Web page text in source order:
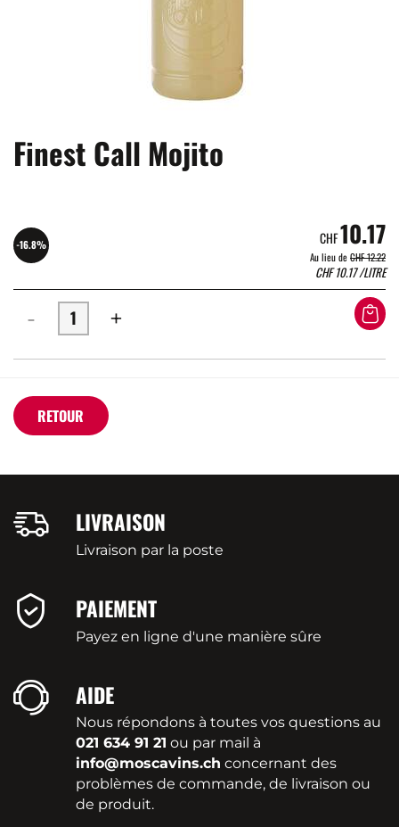
Finest Call Mojito
-16.8% CHF10.17
Au lieu deCHF 12.22
CHF10.17/LITRE
- +
RETOUR
LIVRAISON
Livraison par la poste
PAIEMENT
Payez en ligne d'une manière sûre
AIDE
Nous répondons à toutes vos questions au
021 634 91 21 ou par mail à
info@moscavins.ch concernant des
problèmes de commande, de livraison ou
de produit.